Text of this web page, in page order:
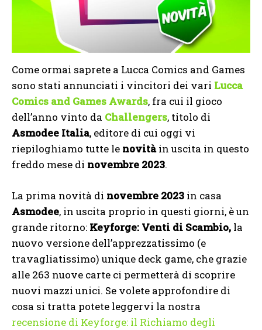
Come ormai saprete a Lucca Comics and Games
sono stati annunciati i vincitori dei vari Lucca
Comics and Games Awards, fra cui il gioco
dell’anno vinto da Challengers, titolo di
Asmodee Italia, editore di cui oggi vi
riepiloghiamo tutte le novitàin uscita in questo
freddo mese di novembre 2023.
La prima novità di novembre 2023 in casa
Asmodee, in uscita proprio in questi giorni, è un
grande ritorno: Keyforge: Venti di Scambio, la
nuovo versione dell’apprezzatissimo (e
travagliatissimo) unique deck game, che grazie
alle 263 nuove carte ci permetterà di scoprire
nuovi mazzi unici. Se volete approfondire di
cosa si tratta potete leggervi la nostra
recensione di Keyforge: il Richiamo degli